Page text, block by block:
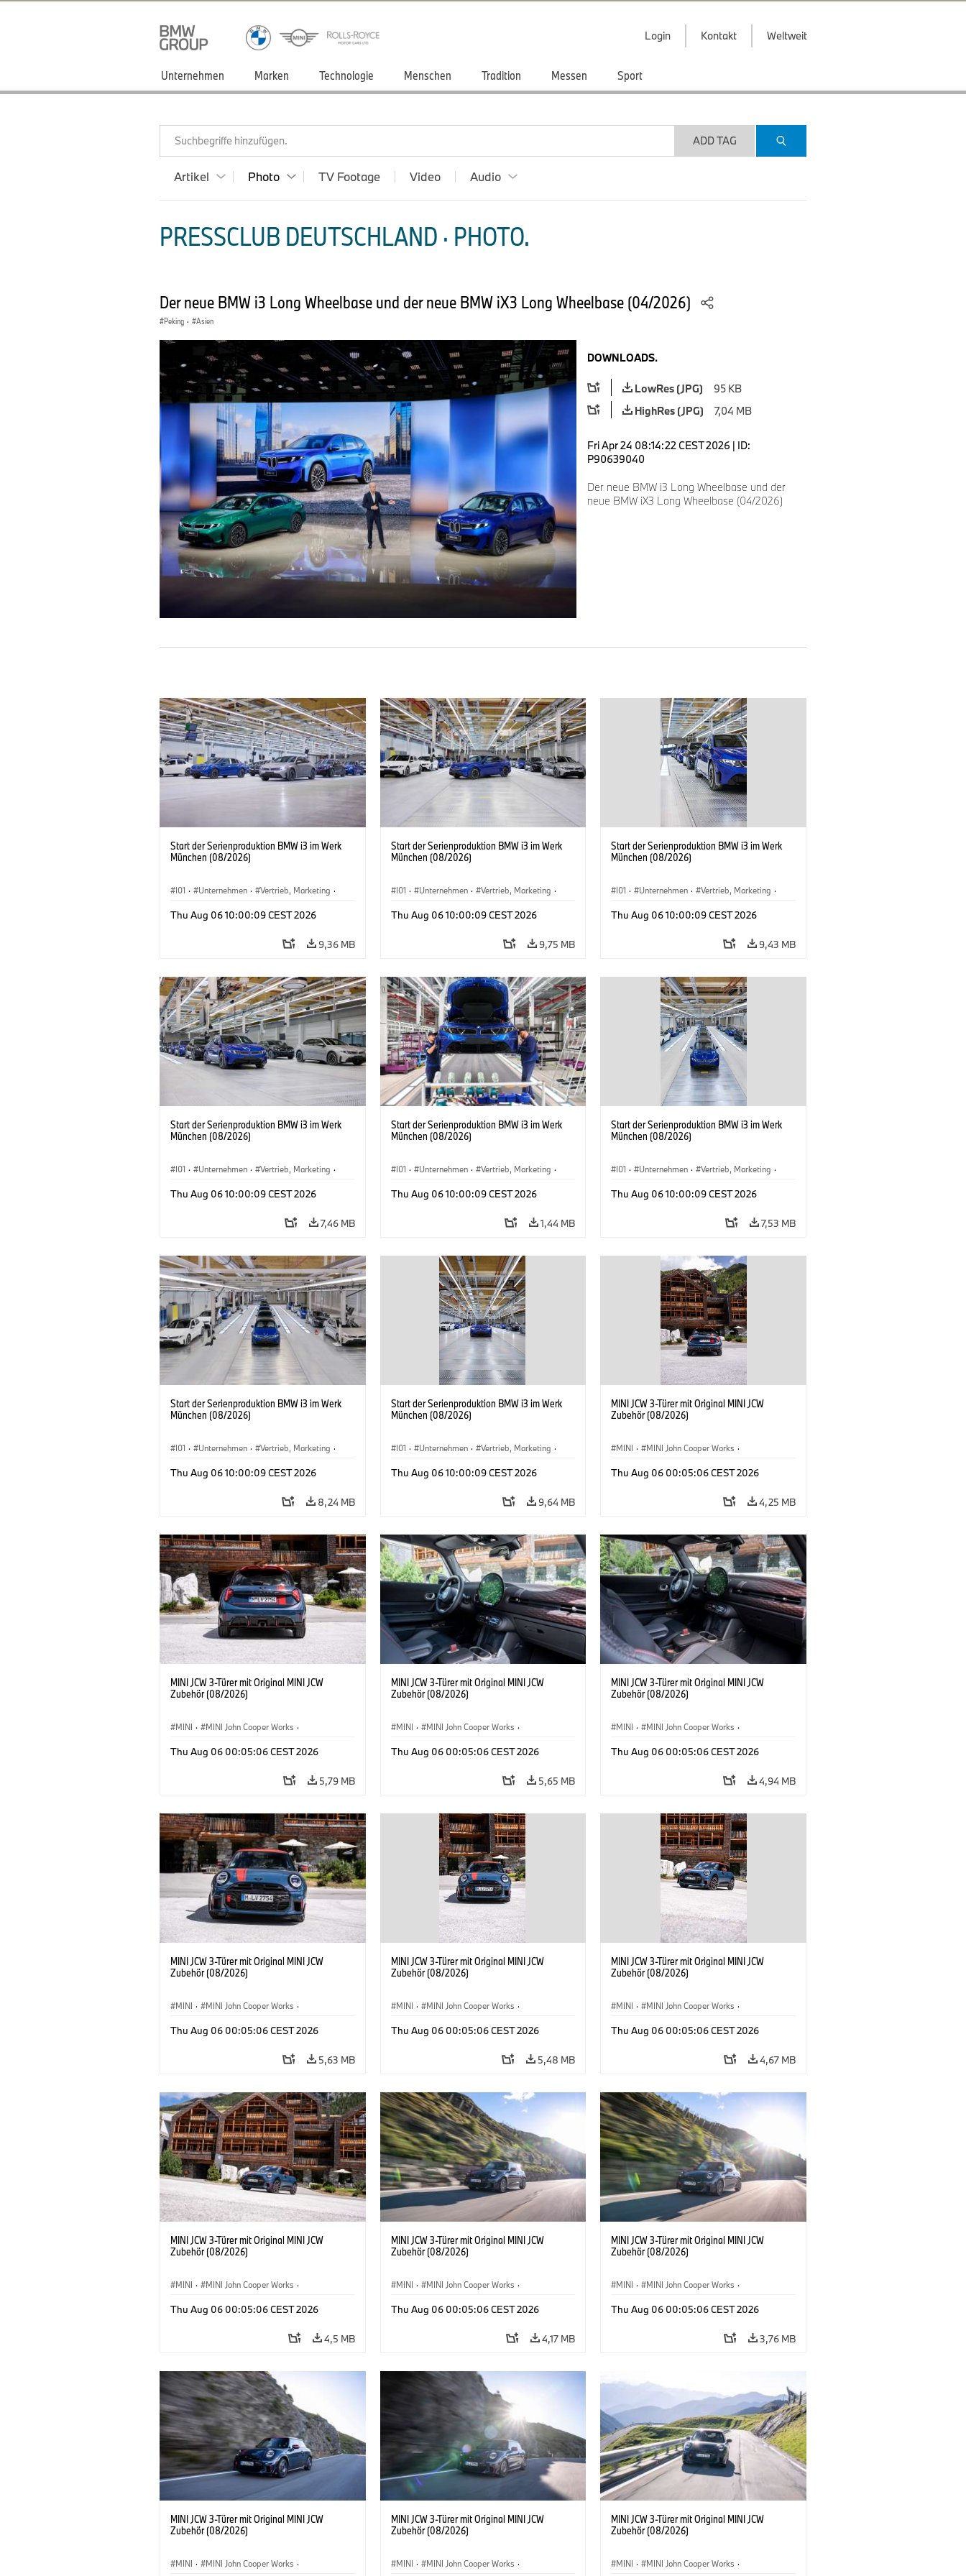
Login Kontakt Weltweit
Unternehmen Marken Technologie Menschen Tradition Messen Sport
Suchbegriffe hinzufügen. ADD TAG
Artikel Photo TV Footage Video Audio
PRESSCLUB DEUTSCHLAND · PHOTO.
Der neue BMW i3 Long Wheelbase und der neue BMW iX3 Long Wheelbase (04/2026)
Peking · Asien
DOWNLOADS.
LowRes (JPG)
95 KB
HighRes (JPG)
7,04 MB
Fri Apr 24 08:14:22 CEST 2026 | ID:
P90639040
Der neue BMW i3 Long Wheelbase und der
neue BMW iX3 Long Wheelbase (04/2026)
Start der Serienproduktion BMW i3 im Werk
München (08/2026)
I01 · Unternehmen · Vertrieb, Marketing ·
Thu Aug 06 10:00:09 CEST 2026
9,36 MB
Start der Serienproduktion BMW i3 im Werk
München (08/2026)
I01 · Unternehmen · Vertrieb, Marketing ·
Thu Aug 06 10:00:09 CEST 2026
9,75 MB
Start der Serienproduktion BMW i3 im Werk
München (08/2026)
I01 · Unternehmen · Vertrieb, Marketing ·
Thu Aug 06 10:00:09 CEST 2026
9,43 MB
Start der Serienproduktion BMW i3 im Werk
München (08/2026)
I01 · Unternehmen · Vertrieb, Marketing ·
Thu Aug 06 10:00:09 CEST 2026
7,46 MB
Start der Serienproduktion BMW i3 im Werk
München (08/2026)
I01 · Unternehmen · Vertrieb, Marketing ·
Thu Aug 06 10:00:09 CEST 2026
1,44 MB
Start der Serienproduktion BMW i3 im Werk
München (08/2026)
I01 · Unternehmen · Vertrieb, Marketing ·
Thu Aug 06 10:00:09 CEST 2026
7,53 MB
Start der Serienproduktion BMW i3 im Werk
München (08/2026)
I01 · Unternehmen · Vertrieb, Marketing ·
Thu Aug 06 10:00:09 CEST 2026
8,24 MB
Start der Serienproduktion BMW i3 im Werk
München (08/2026)
I01 · Unternehmen · Vertrieb, Marketing ·
Thu Aug 06 10:00:09 CEST 2026
9,64 MB
MINI JCW 3-Türer mit Original MINI JCW
Zubehör (08/2026)
MINI · MINI John Cooper Works ·
Sonderausstattungen, Zubehör
Thu Aug 06 00:05:06 CEST 2026
4,25 MB
MINI JCW 3-Türer mit Original MINI JCW
Zubehör (08/2026)
MINI · MINI John Cooper Works ·
Sonderausstattungen, Zubehör
Thu Aug 06 00:05:06 CEST 2026
5,79 MB
MINI JCW 3-Türer mit Original MINI JCW
Zubehör (08/2026)
MINI · MINI John Cooper Works ·
Sonderausstattungen, Zubehör
Thu Aug 06 00:05:06 CEST 2026
5,65 MB
MINI JCW 3-Türer mit Original MINI JCW
Zubehör (08/2026)
MINI · MINI John Cooper Works ·
Sonderausstattungen, Zubehör
Thu Aug 06 00:05:06 CEST 2026
4,94 MB
MINI JCW 3-Türer mit Original MINI JCW
Zubehör (08/2026)
MINI · MINI John Cooper Works ·
Sonderausstattungen, Zubehör
Thu Aug 06 00:05:06 CEST 2026
5,63 MB
MINI JCW 3-Türer mit Original MINI JCW
Zubehör (08/2026)
MINI · MINI John Cooper Works ·
Sonderausstattungen, Zubehör
Thu Aug 06 00:05:06 CEST 2026
5,48 MB
MINI JCW 3-Türer mit Original MINI JCW
Zubehör (08/2026)
MINI · MINI John Cooper Works ·
Sonderausstattungen, Zubehör
Thu Aug 06 00:05:06 CEST 2026
4,67 MB
MINI JCW 3-Türer mit Original MINI JCW
Zubehör (08/2026)
MINI · MINI John Cooper Works ·
Sonderausstattungen, Zubehör
Thu Aug 06 00:05:06 CEST 2026
4,5 MB
MINI JCW 3-Türer mit Original MINI JCW
Zubehör (08/2026)
MINI · MINI John Cooper Works ·
Sonderausstattungen, Zubehör
Thu Aug 06 00:05:06 CEST 2026
4,17 MB
MINI JCW 3-Türer mit Original MINI JCW
Zubehör (08/2026)
MINI · MINI John Cooper Works ·
Sonderausstattungen, Zubehör
Thu Aug 06 00:05:06 CEST 2026
3,76 MB
MINI JCW 3-Türer mit Original MINI JCW
Zubehör (08/2026)
MINI · MINI John Cooper Works ·
MINI JCW 3-Türer mit Original MINI JCW
Zubehör (08/2026)
MINI · MINI John Cooper Works ·
MINI JCW 3-Türer mit Original MINI JCW
Zubehör (08/2026)
MINI · MINI John Cooper Works ·